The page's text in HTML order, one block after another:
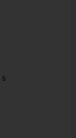
5